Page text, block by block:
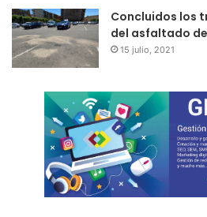
Concluidos los
del asfaltado
15 julio, 2021